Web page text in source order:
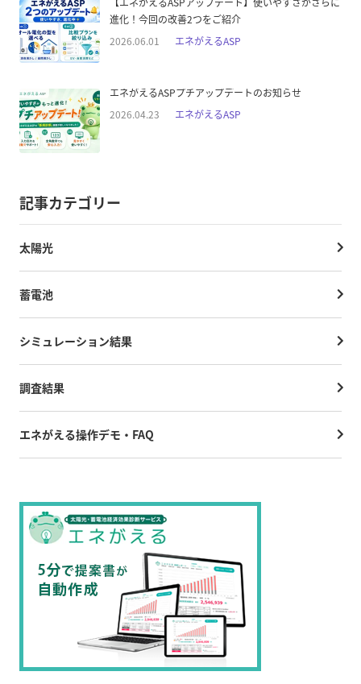
進化！今回の改善2つをご紹介
2026.06.01
エネがえるASP
エネがえるASPプチアップデートのお知らせ
2026.04.23
エネがえるASP
記事カテゴリー
太陽光
蓄電池
シミュレーション結果
調査結果
エネがえる操作デモ・FAQ